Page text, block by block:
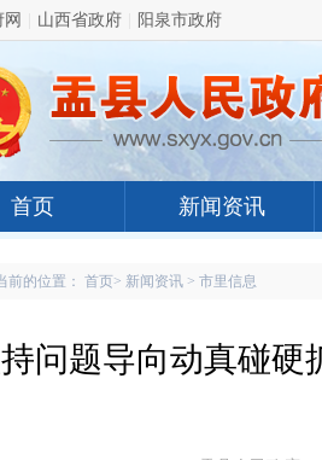
山西省政府 阳泉市政府
首页 新闻资讯
前的位置： 首页> 新闻资讯 > 市里信息
问题导向动真碰硬